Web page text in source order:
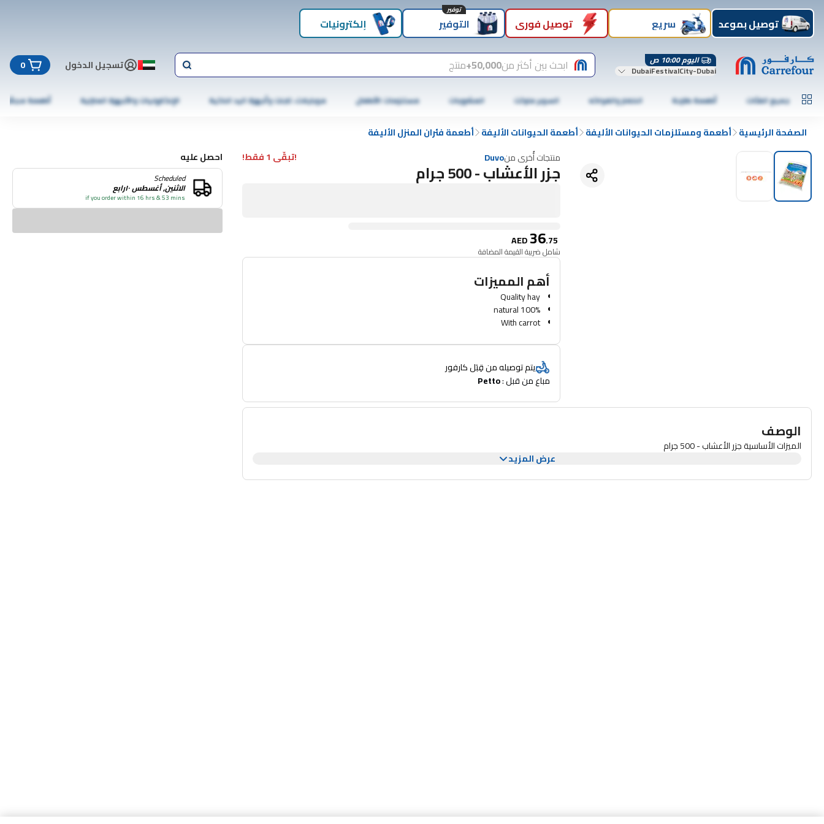
توصيل بموعد سريع توصيل فوري التوفير
توفير
إلكترونيات
اليوم 10:00 ص
DubaiFestivalCity-Dubai ابحث بين أكثر من50,000+ منتج تسجيل الدخول 0
جميع الفئات أطعمة طازجة الخضار والفواكه السوبر ماركت المشروبات مستلزمات الأطفال موبايلات، تابلت وأجهزة اليد الذكية الإلكترونيات والأجهزة المنزلية أطعمة مجمّدة
الصفحة الرئيسية أطعمة ومستلزمات الحيوانات الأليفة أطعمة الحيوانات الأليفة أطعمة فئران المنزل الأليفة
منتجات أُخرى منDuvo !تبقّى 1 فقط!
جزر الأعشاب - 500 جرام
AED36.75
شامل ضريبة القيمة المضافة
أهم المميزات
Quality hay
100% natural
With carrot
For rabbits and rodents
يتم توصيله من قِبَل كارفور
مباع من قبل : Petto
احصل عليه
Scheduled
الاثنين, أغسطس ١٠رابع
if you order within 16 hrs & 53 mins
الوصف
الميزات الأساسية جزر الأعشاب - 500 جرام
عرض المزيد